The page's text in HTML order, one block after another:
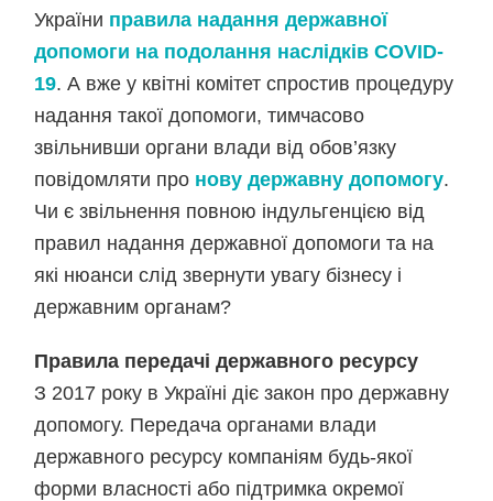
України правила надання державної
допомоги на подолання наслідків COVID-
19. А вже у квітні комітет спростив процедуру
надання такої допомоги, тимчасово
звільнивши органи влади від обов’язку
повідомляти про нову державну допомогу.
Чи є звільнення повною індульгенцією від
правил надання державної допомоги та на
які нюанси слід звернути увагу бізнесу і
державним органам?
Правила передачі державного ресурсу
З 2017 року в Україні діє закон про державну
допомогу. Передача органами влади
державного ресурсу компаніям будь-якої
форми власності або підтримка окремої